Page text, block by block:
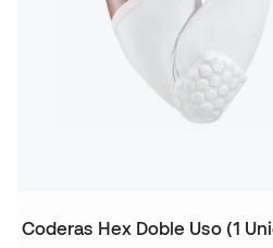
Coderas Hex Doble Uso (1